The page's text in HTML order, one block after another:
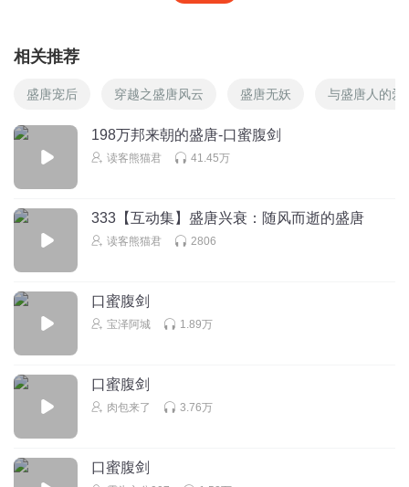
相关推荐
盛唐宠后 穿越之盛唐风云 盛唐无妖 与盛唐人的爱
198万邦来朝的盛唐-口蜜腹剑
读客熊猫君 41.45万
333【互动集】盛唐兴衰：随风而逝的盛唐
读客熊猫君 2806
口蜜腹剑
宝泽阿城 1.89万
口蜜腹剑
肉包来了 3.76万
口蜜腹剑